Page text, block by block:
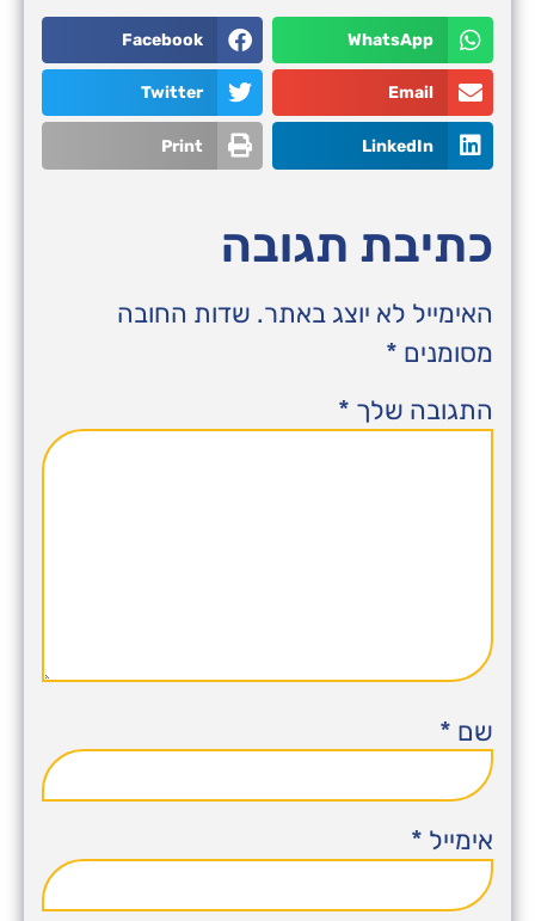
WhatsApp
Facebook
Email
Twitter
LinkedIn
Print
כתיבת תגובה
האימייל לא יוצג באתר. שדות החובה
מסומנים *
התגובה שלך *
שם *
אימייל *